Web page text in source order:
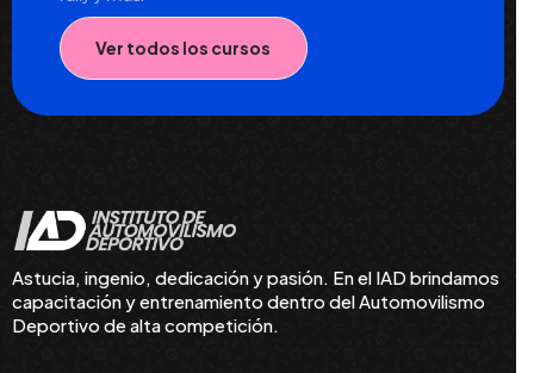
Ver todos los cursos
Astucia, ingenio, dedicación y pasión. En el IAD brindamos
capacitación y entrenamiento dentro del Automovilismo
Deportivo de alta competición.